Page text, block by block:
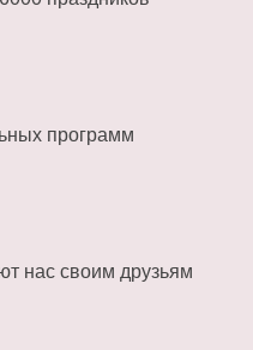
программ
нас своим друзьям